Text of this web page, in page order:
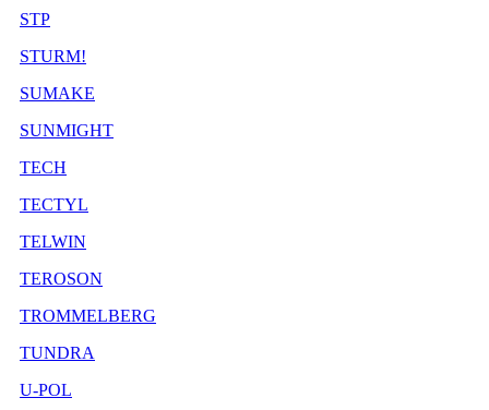
STP
STURM!
SUMAKE
SUNMIGHT
TECH
TECTYL
TELWIN
TEROSON
TROMMELBERG
TUNDRA
U-POL